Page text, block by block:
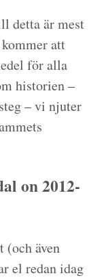
detta är mest
att
för alla
historien –
– vi njuter
on 2012-
även
el redan idag